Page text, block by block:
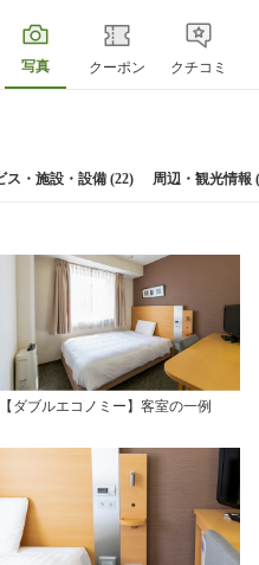
写真 クーポン クチコミ
ス・施設・設備 (22) 周辺・観光情報
【ダブルエコノミー】客室の一例